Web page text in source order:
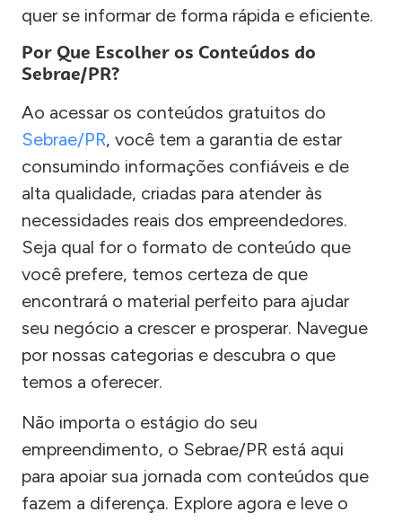
quer se informar de forma rápida e eficiente.
Por Que Escolher os Conteúdos do
Sebrae/PR?
Ao acessar os conteúdos gratuitos do
Sebrae/PR, você tem a garantia de estar
consumindo informações confiáveis e de
alta qualidade, criadas para atender às
necessidades reais dos empreendedores.
Seja qual for o formato de conteúdo que
você prefere, temos certeza de que
encontrará o material perfeito para ajudar
seu negócio a crescer e prosperar. Navegue
por nossas categorias e descubra o que
temos a oferecer.
Não importa o estágio do seu
empreendimento, o Sebrae/PR está aqui
para apoiar sua jornada com conteúdos que
fazem a diferença. Explore agora e leve o